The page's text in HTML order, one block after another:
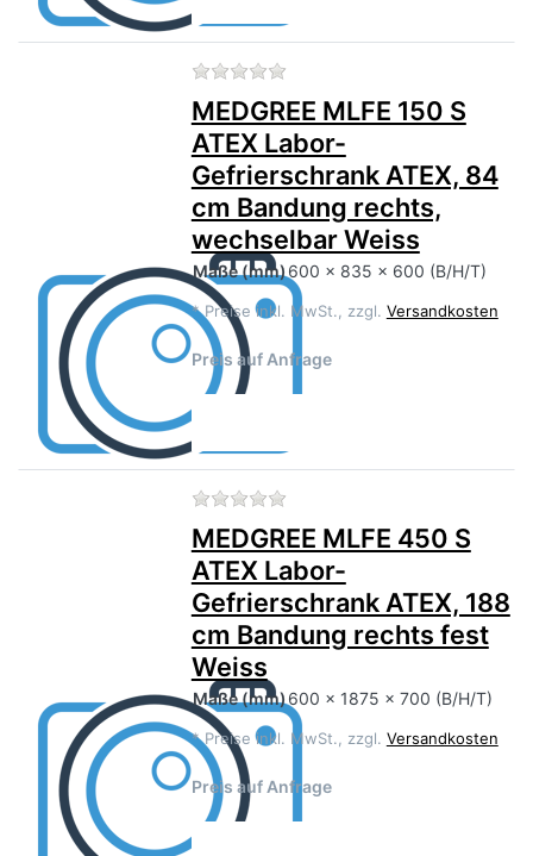
Zu diesem Produkt liegen
MEDGREE MLFE 150 S
ATEX Labor-
Gefrierschrank ATEX, 84
cm Bandung rechts,
wechselbar Weiss
Maße(mm)600 x 835 x 600 (B/H/T)
* Preise inkl. MwSt., zzgl. Versandkosten
Preis auf Anfrage
Zu diesem Produkt liegen
MEDGREE MLFE 450 S
ATEX Labor-
Gefrierschrank ATEX, 188
cm Bandung rechts fest
Weiss
Maße(mm)600 x 1875 x 700 (B/H/T)
* Preise inkl. MwSt., zzgl. Versandkosten
Preis auf Anfrage